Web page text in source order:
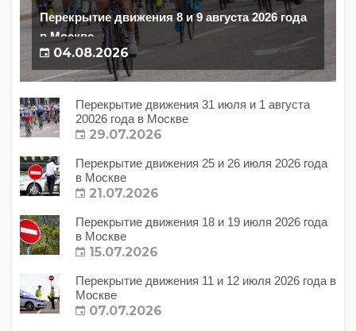
Перекрытие движения 8 и 9 августа 2026 года
в Москве
04.08.2026
Перекрытие движения 31 июля и 1 августа
20026 года в Москве
29.07.2026
Перекрытие движения 25 и 26 июля 2026 года
в Москве
21.07.2026
Перекрытие движения 18 и 19 июля 2026 года
в Москве
15.07.2026
Перекрытие движения 11 и 12 июля 2026 года в
Москве
07.07.2026